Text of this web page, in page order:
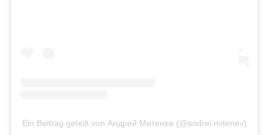
Ein Beitrag geteilt von Андрей Митенев (@andrei.mitenev)